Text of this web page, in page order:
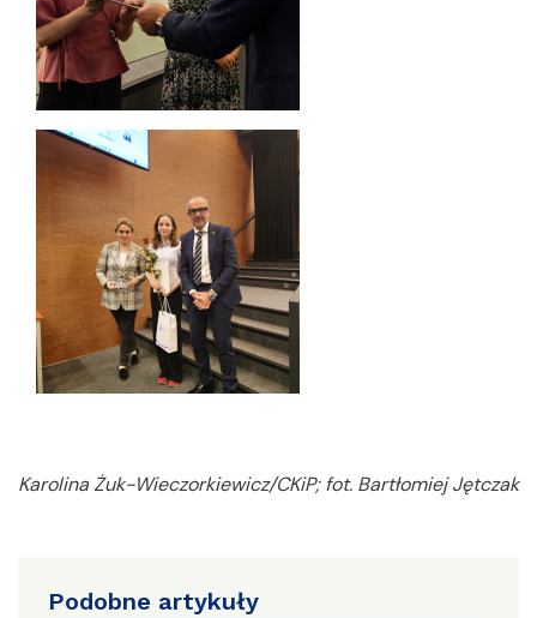
Karolina Żuk-Wieczorkiewicz/CKiP; fot. Bartłomiej Jętczak
Podobne artykuły